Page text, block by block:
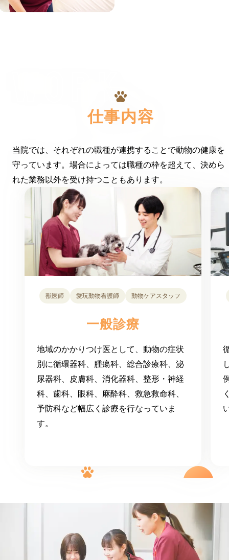
WORK
仕事内容
当院では、それぞれの職種が連携することで動物の健康を
守っています。 場合によっては職種の枠を超えて、決めら
れた業務以外を受け持つこともあります。
獣医師 愛玩動物看護師 動物ケアスタッフ
一般診療
地域のかかりつけ医として、動物の症状
別に循環器科、腫瘍科、総合診療科、泌
尿器科、皮膚科、消化器科、整形・神経
科、歯科、眼科、麻酔科、救急救命科、
予防科など幅広く診療を行なっていま
す。